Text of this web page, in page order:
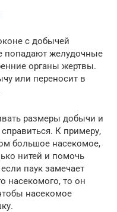
с добычей
попадают желудочные
органы жертвы.
или переносит в
размеры добычи и
К примеру,
большое насекомое,
нитей и помочь
паук замечает
насекомого, то он
насекомое